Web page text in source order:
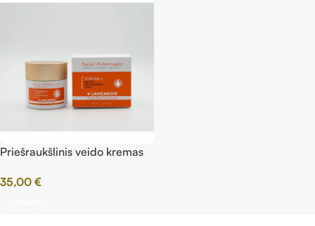
Priešraukšlinis veido kremas
35,00 €